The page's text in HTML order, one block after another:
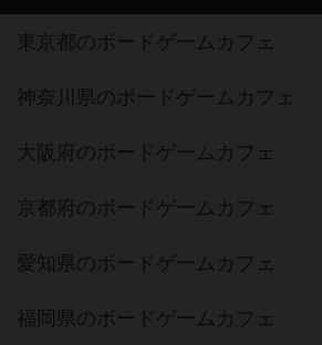
東京都のボードゲームカフェ
神奈川県のボードゲームカフェ
大阪府のボードゲームカフェ
京都府のボードゲームカフェ
愛知県のボードゲームカフェ
福岡県のボードゲームカフェ